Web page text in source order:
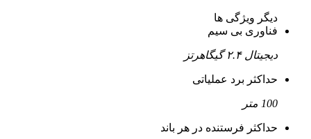
دیگر ویژگی ها
فناوری بی سیم
دیجیتال ۲.۴ گیگاهرتز
حداکثر برد عملیاتی
100 متر
حداکثر فرستنده در هر باند